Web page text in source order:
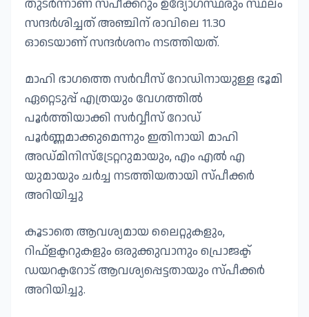
തുടർന്നാണ് സ്പീക്കറും ഉദ്യോഗസ്ഥരും സ്ഥലം
സന്ദർശിച്ചത് അഞ്ചിന് രാവിലെ 11.30
ഓടെയാണ് സന്ദർശനം നടത്തിയത്.
മാഹി ഭാഗത്തെ സർവീസ് റോഡിനായുള്ള ഭൂമി
ഏറ്റെടുപ്പ് എത്രയും വേഗത്തിൽ
പൂർത്തിയാക്കി സർവ്വീസ് റോഡ്
പൂർണ്ണമാക്കുമെന്നും ഇതിനായി മാഹി
അഡ്മിനിസ്ട്രേറ്ററുമായും, എം എൽ എ
യുമായും ചർച്ച നടത്തിയതായി സ്പീക്കർ
അറിയിച്ചു
കൂടാതെ ആവശ്യമായ ലൈറ്റുകളും,
റിഫ്ളക്ടറുകളും ഒരുക്കുവാനും പ്രൊജക്ട്
ഡയറക്ടറോട് ആവശ്യപ്പെട്ടതായും സ്പീക്കർ
അറിയിച്ചു.